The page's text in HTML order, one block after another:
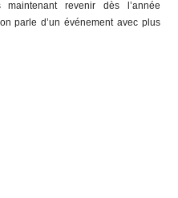
revenir dès l’année
parle d’un événement avec plus